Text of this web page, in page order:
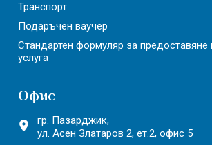
Транспорт
Подаръчен ваучер
Стандартен формуляр за предоставяне
услуга
Офис
гр. Пазарджик,
ул. Асен Златаров 2, ет.2, офис 5